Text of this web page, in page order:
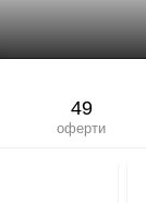
49
оферти